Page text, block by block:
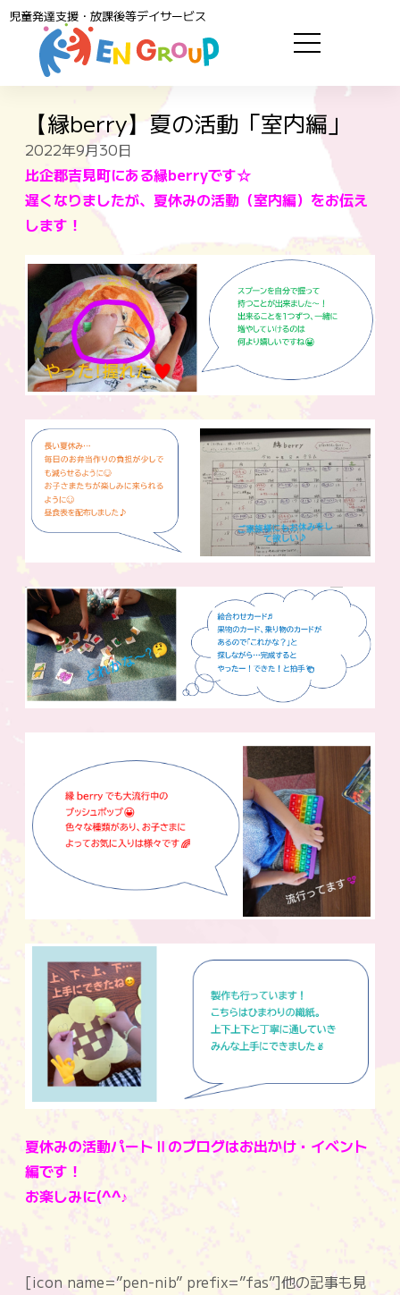
児童発達支援・放課後等デイサービス
【縁berry】夏の活動「室内編」
2022年9月30日
比企郡吉見町にある縁berryです☆
遅くなりましたが、夏休みの活動（室内編）をお伝え
します！
夏休みの活動パートⅡのブログはお出かけ・イベント
編です！
お楽しみに(^^♪
[icon name=”pen-nib” prefix=”fas”]他の記事も見